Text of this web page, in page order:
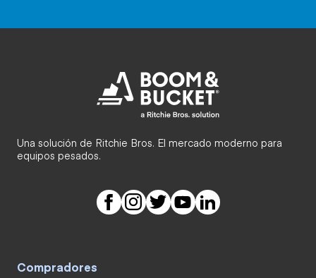
Una solución de Ritchie Bros. El mercado moderno para
equipos pesados.
Compradores